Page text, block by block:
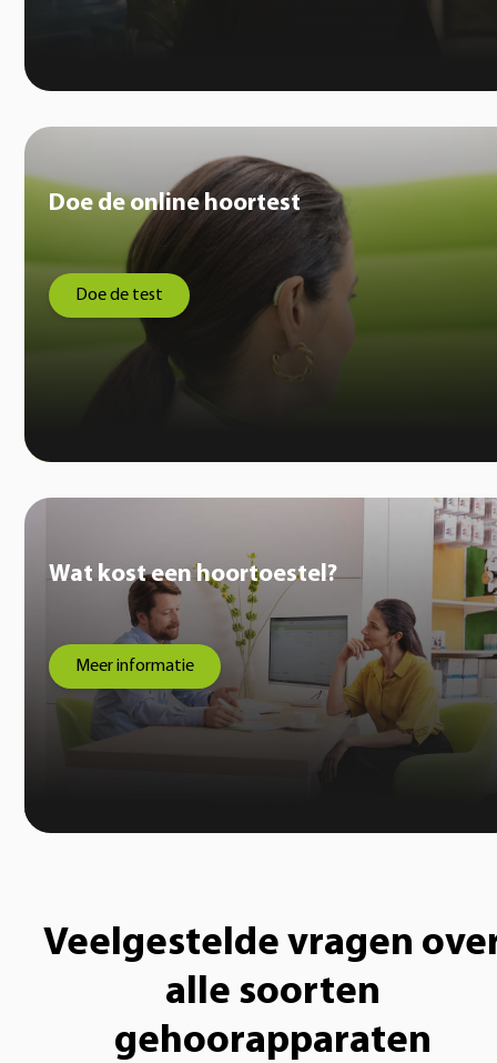
Doe de online hoortest
Doe de test
Wat kost een hoortoestel?
Meer informatie
Veelgestelde vragen
alle soorten
gehoorapparaten